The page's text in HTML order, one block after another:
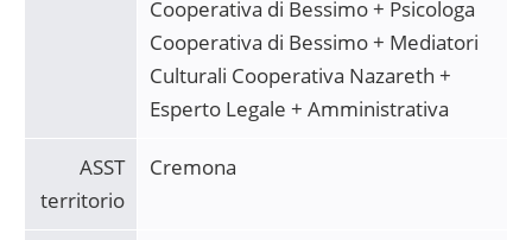
Cooperativa di Bessimo + Psicologa
Cooperativa di Bessimo + Mediatori
Culturali Cooperativa Nazareth +
Esperto Legale + Amministrativa
ASST
territorio
Cremona